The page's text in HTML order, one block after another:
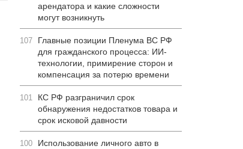
арендатора и какие сложности
могут возникнуть
107
Главные позиции Пленума ВС РФ
для гражданского процесса: ИИ-
технологии, примирение сторон и
компенсация за потерю времени
101
КС РФ разграничил срок
обнаружения недостатков товара и
срок исковой давности
100
Использование личного авто в